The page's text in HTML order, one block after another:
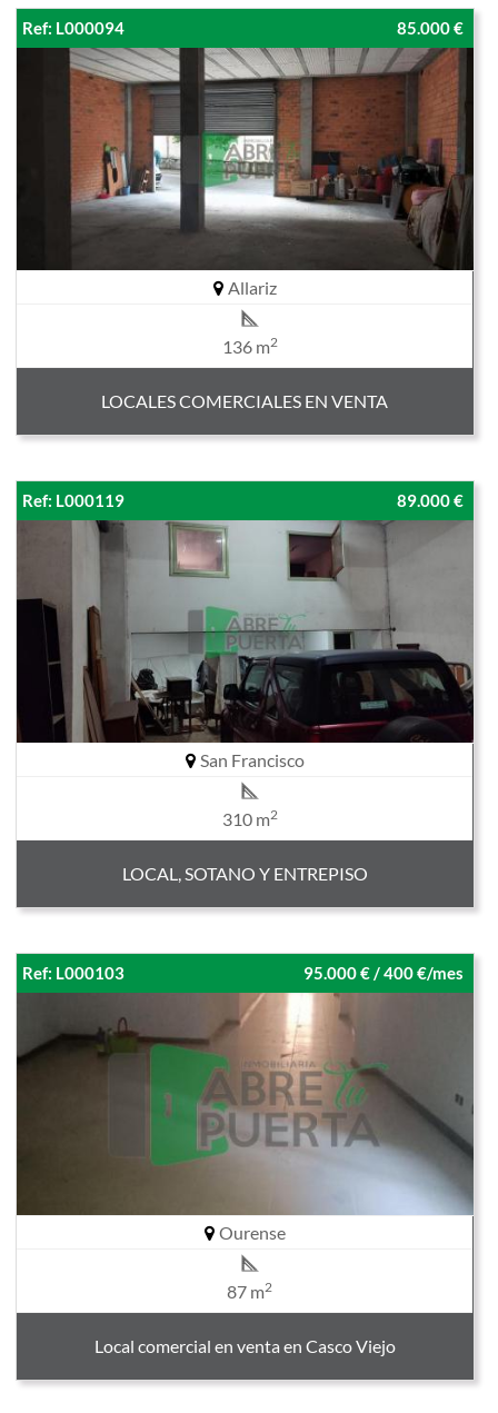
Ref: L000094 85.000 €
Allariz
136 m2
LOCALES COMERCIALES EN VENTA
Ref: L000119 89.000 €
San Francisco
310 m2
LOCAL, SOTANO Y ENTREPISO
Ref: L000103 95.000 € / 400 €/mes
Ourense
87 m2
Local comercial en venta en Casco Viejo